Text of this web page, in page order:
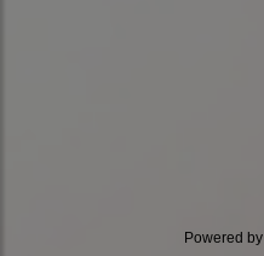
Powered by